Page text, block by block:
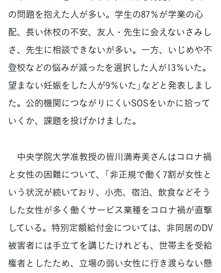
の問題を抱えた人が多い。学生の87％が学業の心
配、長い休校の不安、友人・先生に会えないさみし
さ、先生に相談できないが多い。一方、いじめや不
登校などの悩みが減ったを選択した人が13％いた。
望まない妊娠をした人が9％いた」などと発表しまし
た。公的機関につながりにくいSOSをいかに拾って
いくか、課題を投げかけました。
中央学院大学准教授の皆川満寿美さんはコロナ禍
と女性の困難について、「非正規で働く7割が女性と
いう状況が続いており、小売、宿泊、飲食などそう
した女性が多く働くサービス業種をコロナ禍が直撃
している。特別定額給付金については、非同居のDV
被害者には手立てを講じたけれども、世帯主を受給
権者としたため、立場の弱い女性に行き渡らない懸